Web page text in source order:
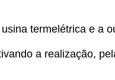
termelétrica e a
a realização,